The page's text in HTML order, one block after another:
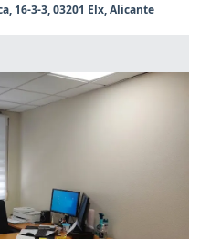
16-3-3, 03201 Elx, Alicante